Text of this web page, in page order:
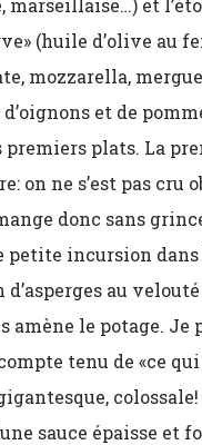
marseillaise…) et
(huile d’olive au
mozzarella,
et de
plats. La
on ne s’est pas cru
donc sans
petite incursion
au
le potage. Je
tenu de «ce qui
sauce épaisse et